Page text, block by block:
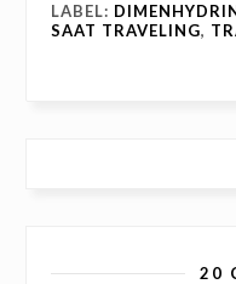
LABEL:
SAAT TRAVELING,
20